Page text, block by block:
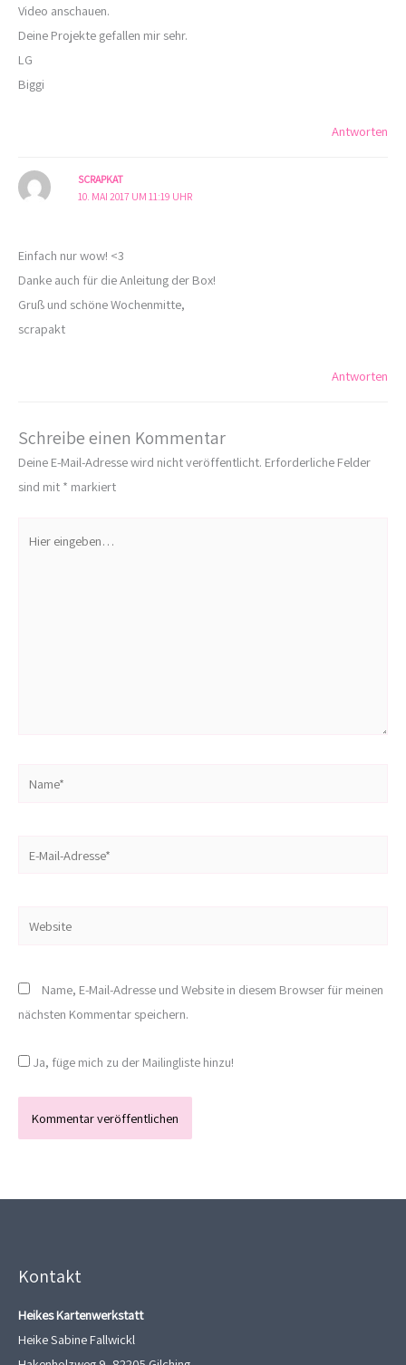
Video anschauen.
Deine Projekte gefallen mir sehr.
LG
Biggi
Antworten
SCRAPKAT
10. MAI 2017 UM 11:19 UHR
Einfach nur wow! <3
Danke auch für die Anleitung der Box!
Gruß und schöne Wochenmitte,
scrapakt
Antworten
Schreibe einen Kommentar
Deine E-Mail-Adresse wird nicht veröffentlicht. Erforderliche Felder
sind mit * markiert
eingeben…
Website
Name, E-Mail-Adresse und Website in diesem Browser für meinen
nächsten Kommentar speichern.
Ja, füge mich zu der Mailingliste hinzu!
Kontakt
Heikes Kartenwerkstatt
Heike Sabine Fallwickl